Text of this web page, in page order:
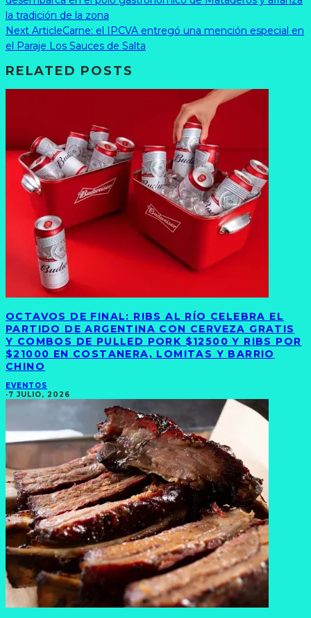
la tradición de la zona
Next ArticleCarne: el IPCVA entregó una mención especial en
el Paraje Los Sauces de Salta
RELATED POSTS
OCTAVOS DE FINAL: RIBS AL RÍO CELEBRA EL
PARTIDO DE ARGENTINA CON CERVEZA GRATIS
Y COMBOS DE PULLED PORK $12500 Y RIBS POR
$21000 EN COSTANERA, LOMITAS Y BARRIO
CHINO
EVENTOS
·7 JULIO, 2026